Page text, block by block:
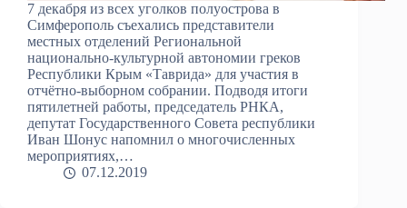
7 декабря из всех уголков полуострова в
Симферополь съехались представители
местных отделений Региональной
национально-культурной автономии греков
Республики Крым «Таврида» для участия в
отчётно-выборном собрании. Подводя итоги
пятилетней работы, председатель РНКА,
депутат Государственного Совета республики
Иван Шонус напомнил о многочисленных
мероприятиях,…
07.12.2019